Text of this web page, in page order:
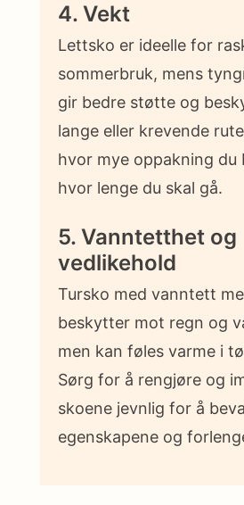
4. Vekt
Lettsko er ideelle for
sommerbruk, mens
gir bedre støtte og
lange eller krevende
hvor mye oppakning
hvor lenge du skal gå.
5. Vanntetthet og
vedlikehold
Tursko med vanntett
beskytter mot regn og
men kan føles varme i
Sørg for å rengjøre og
skoene jevnlig for å
egenskapene og